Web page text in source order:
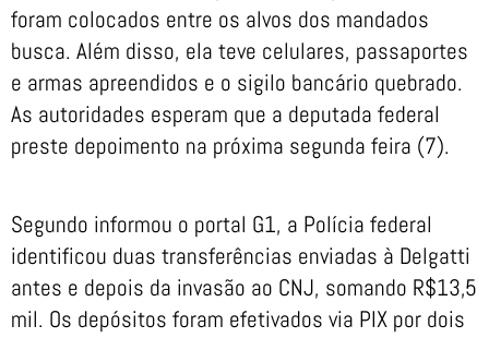
foram colocados entre os alvos dos mandados
busca. Além disso, ela teve celulares, passaportes
e armas apreendidos e o sigilo bancário quebrado.
As autoridades esperam que a deputada federal
preste depoimento na próxima segunda feira (7).
Segundo informou o portal G1, a Polícia federal
identificou duas transferências enviadas à Delgatti
antes e depois da invasão ao CNJ, somando R$13,5
mil. Os depósitos foram efetivados via PIX por dois